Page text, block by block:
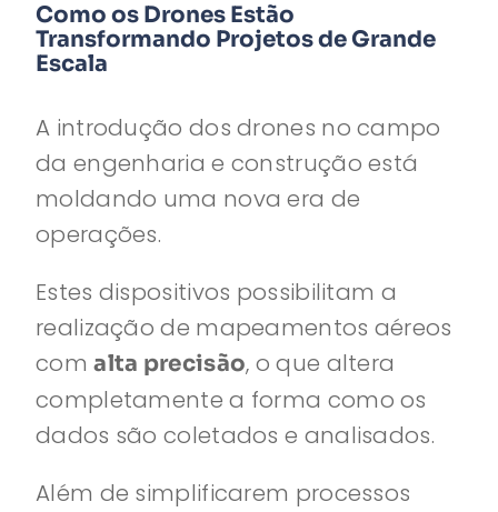
Como os Drones Estão
Transformando Projetos de Grande
Escala
A introdução dos drones no campo
da engenharia e construção está
moldando uma nova era de
operações.
Estes dispositivos possibilitam a
realização de mapeamentos aéreos
comalta precisão, o que altera
completamente a forma como os
dados são coletados e analisados.
Além de simplificarem processos